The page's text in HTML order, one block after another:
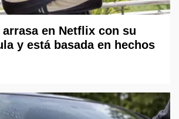
arrasa en Netflix con su
y está basada en hechos